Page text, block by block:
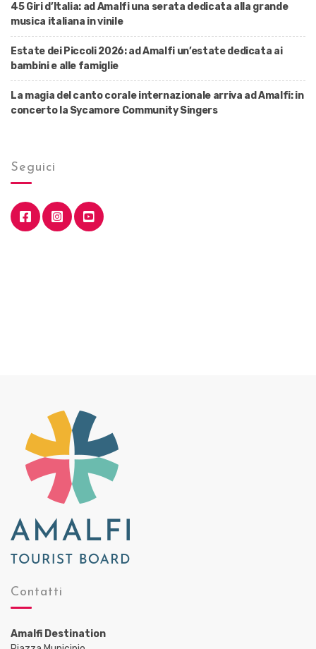
45 Giri d’Italia: ad Amalfi una serata dedicata alla grande
musica italiana in vinile
Estate dei Piccoli 2026: ad Amalfi un’estate dedicata ai
bambini e alle famiglie
La magia del canto corale internazionale arriva ad Amalfi: in
concerto la Sycamore Community Singers
Seguici
Contatti
Amalfi Destination